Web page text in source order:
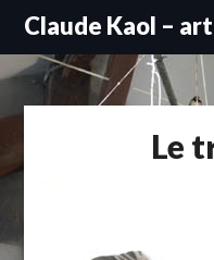
Skip
content
Claude Kaol –
Le